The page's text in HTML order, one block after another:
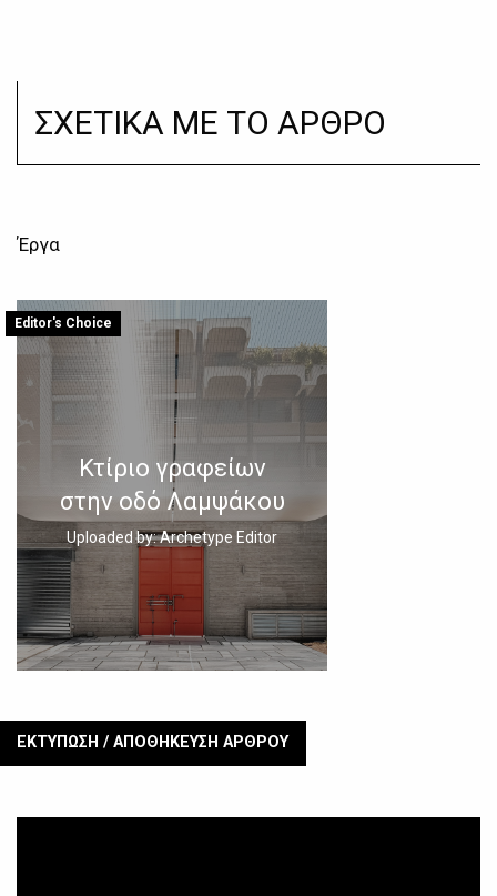
ΣΧΕΤΙΚΑ ΜΕ ΤΟ ΑΡΘΡΟ
Έργα
Editor's Choice
Κτίριο γραφείων
στην οδό Λαμψάκου
Uploaded by: Archetype Editor
ΕΚΤΥΠΩΣΗ / ΑΠΟΘΗΚΕΥΣΗ ΑΡΘΡΟΥ